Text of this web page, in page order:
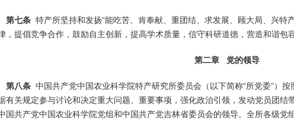
第七条 特产所坚持和发扬“能吃苦、肯奉献、重团结、求发展、顾大局、兴特
，提倡竞争合作，鼓励自主创新，提高学术质量，信守科研道德，营造和谐包
第二章 党的领导
第八条 中国共产党中国农业科学院特产研究所委员会（以下简称“所党委”）
有关规定参与讨论和决定重大问题、重要事项，强化政治引领，发动党员团结
国共产党中国农业科学院党组和中国共产党吉林省委员会的领导。全所各级党